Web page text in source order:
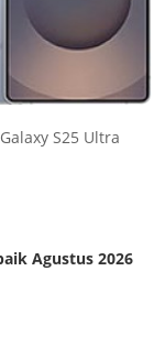
S25 Ultra
Agustus 2026